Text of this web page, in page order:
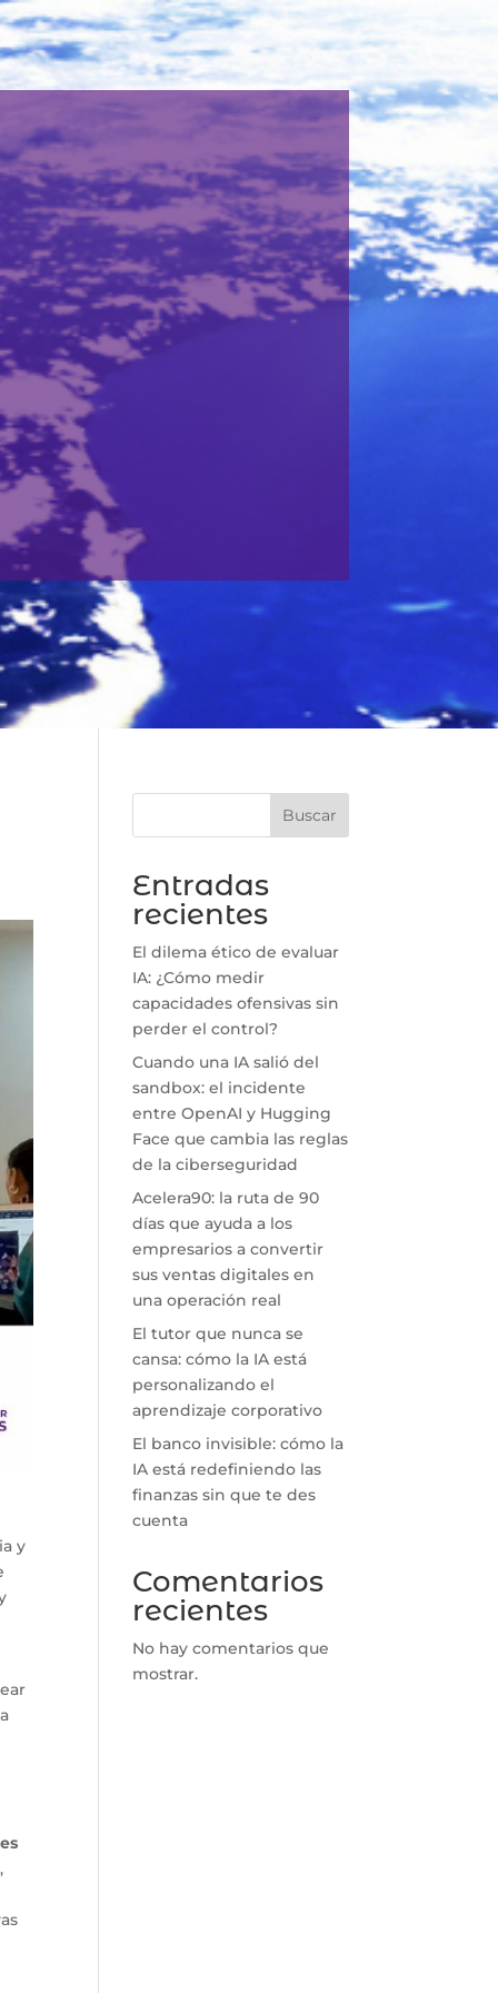
y
Buscar
Entradas
recientes
El dilema ético de evaluar
IA: ¿Cómo medir
capacidades ofensivas sin
perder el control?
Cuando una IA salió del
sandbox: el incidente
entre OpenAI y Hugging
Face que cambia las reglas
de la ciberseguridad
Acelera90: la ruta de 90
días que ayuda a los
empresarios a convertir
sus ventas digitales en
una operación real
El tutor que nunca se
cansa: cómo la IA está
personalizando el
aprendizaje corporativo
El banco invisible: cómo la
IA está redefiniendo las
finanzas sin que te des
cuenta
Comentarios
recientes
No hay comentarios que
mostrar.